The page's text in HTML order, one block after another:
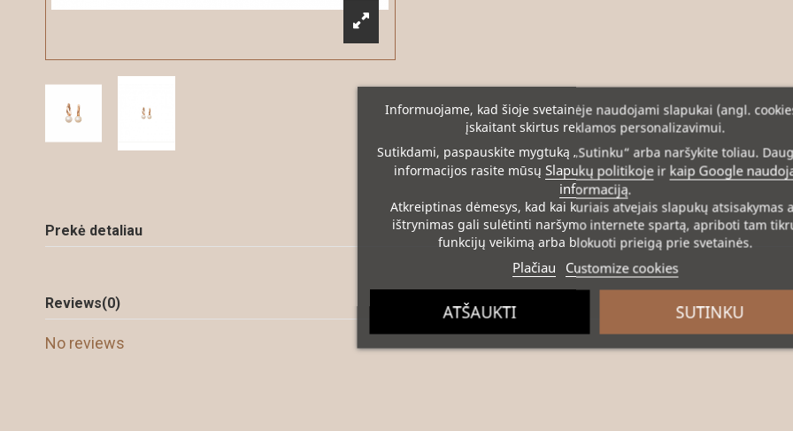
Prekė detaliau
Reviews(0)
No reviews
Informuojame, kad šioje svetainėje naudojami slapukai (angl.
įskaitant skirtus reklamos personalizavimui.
Sutikdami, paspauskite mygtuką „Sutinku“ arba naršykite toliau.
informacijos rasite mūsų Slapukų politikojeir kaip Google
informaciją.
Atkreiptinas dėmesys, kad kai kuriais atvejais slapukų atsisakymas
ištrynimas gali sulėtinti naršymo internete spartą, apriboti tam
funkcijų veikimą arba blokuoti prieigą prie svetainės.
Plačiau Customize cookies
ATŠAUKTI SUTINKU